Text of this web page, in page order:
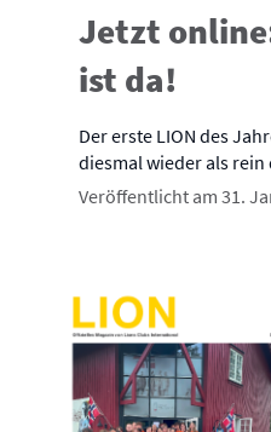
Jetzt
ist da!
Der erste LION des
diesmal wieder als rein
Veröffentlicht am 31.